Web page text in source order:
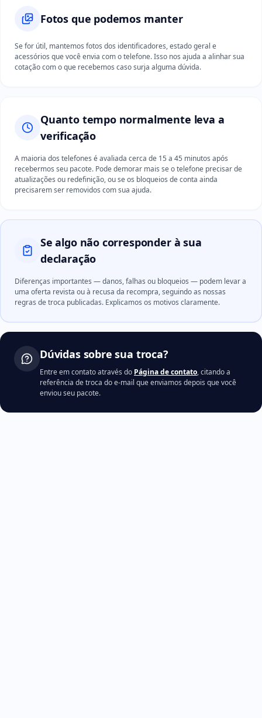
Fotos que podemos manter
Se for útil, mantemos fotos dos identificadores, estado geral e
acessórios que você envia com o telefone. Isso nos ajuda a alinhar sua
cotação com o que recebemos caso surja alguma dúvida.
Quanto tempo normalmente leva a
verificação
A maioria dos telefones é avaliada cerca de 15 a 45 minutos após
recebermos seu pacote. Pode demorar mais se o telefone precisar de
atualizações ou redefinição, ou se os bloqueios de conta ainda
precisarem ser removidos com sua ajuda.
Se algo não corresponder à sua
declaração
Diferenças importantes — danos, falhas ou bloqueios — podem levar a
uma oferta revista ou à recusa da recompra, seguindo as nossas
regras de troca publicadas. Explicamos os motivos claramente.
Dúvidas sobre sua troca?
Entre em contato através do Página de contato, citando a
referência de troca do e-mail que enviamos depois que você
enviou seu pacote.